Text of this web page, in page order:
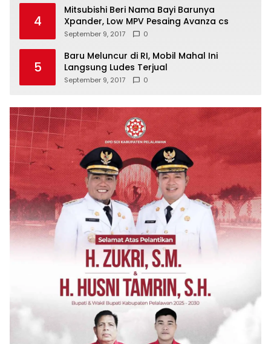
4
Mitsubishi Beri Nama Bayi Barunya
Xpander, Low MPV Pesaing Avanza cs
September 9, 2017 0
5
Baru Meluncur di RI, Mobil Mahal Ini
Langsung Ludes Terjual
September 9, 2017 0